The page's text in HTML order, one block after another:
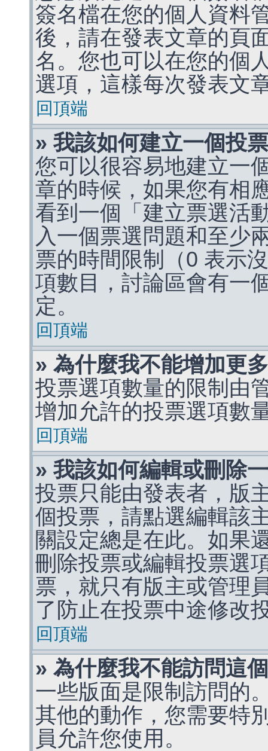
簽名檔在您的個人資料
後，請在發表文章的頁
名。您也可以在您的個
選項，這樣每次發表文
回頂端
» 我該如何建立一個投
您可以很容易地建立一
章的時候，如果您有相
看到一個「建立票選活
入一個票選問題和至少
票的時間限制（0 表示
項數目，討論區會有一
定。
回頂端
» 為什麼我不能增加更
投票選項數量的限制由
增加允許的投票選項數
回頂端
» 我該如何編輯或刪除
投票只能由發表者，版
個投票，請點選編輯該
關設定總是在此。如果
刪除投票或編輯投票選
票，就只有版主或管理
了防止在投票中途修改
回頂端
» 為什麼我不能訪問這
一些版面是限制訪問的
其他的動作，您需要特
員允許您使用。